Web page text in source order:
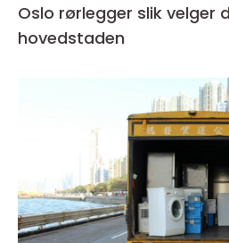
Oslo rørlegger slik velger du riktig fagperson i
hovedstaden